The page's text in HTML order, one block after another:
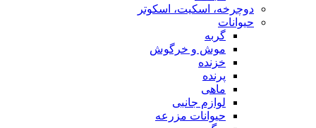
دوچرخه، اسکیت، اسکوتر
حیوانات
گربه
موش و خرگوش
خزنده
پرنده
ماهی
لوازم جانبی
حیوانات مزرعه